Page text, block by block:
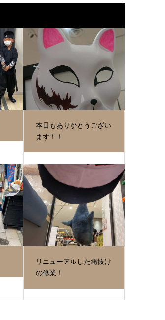
本日もありがとうござい
ます！！
リニューアルした縄抜け
の修業！